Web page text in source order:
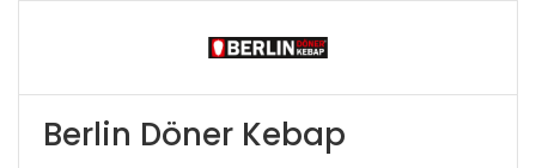
Berlin Döner Kebap